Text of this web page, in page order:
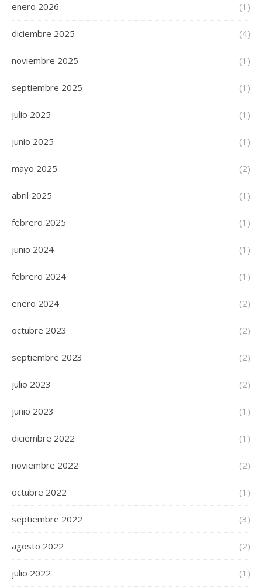
enero 2026 (1)
diciembre 2025 (4)
noviembre 2025 (1)
septiembre 2025 (1)
julio 2025 (1)
junio 2025 (1)
mayo 2025 (2)
abril 2025 (1)
febrero 2025 (1)
junio 2024 (1)
febrero 2024 (1)
enero 2024 (2)
octubre 2023 (2)
septiembre 2023 (2)
julio 2023 (2)
junio 2023 (1)
diciembre 2022 (1)
noviembre 2022 (2)
octubre 2022 (1)
septiembre 2022 (3)
agosto 2022 (2)
julio 2022 (1)